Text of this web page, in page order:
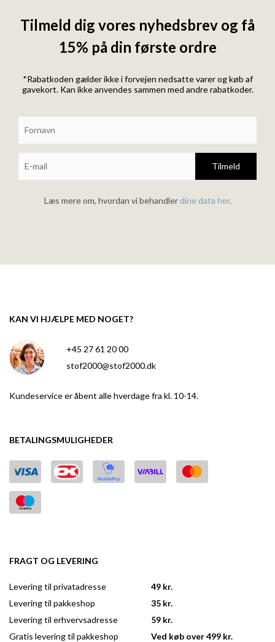
Tilmeld dig vores nyhedsbrev og få
15% på din første ordre
*Rabatkoden gælder ikke i forvejen nedsatte varer og køb af
gavekort. Kan ikke anvendes sammen med andre rabatkoder.
Tilmeld
Læs mere om, hvordan vi behandlerdine data her.
KAN VI HJÆLPE MED NOGET?
+45 27 61 20 00
stof2000@stof2000.dk
Kundeservice er åbent alle hverdage fra kl. 10-14.
BETALINGSMULIGHEDER
FRAGT OG LEVERING
Levering til privatadresse
Levering til pakkeshop
Levering til erhvervsadresse
Gratis levering til pakkeshop
49 kr.
35 kr.
59 kr.
Ved køb over 499 kr.